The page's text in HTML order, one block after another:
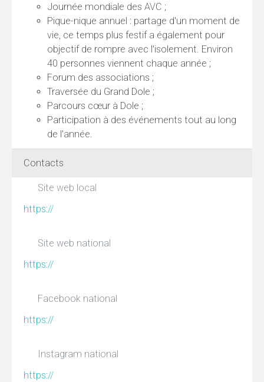
Journée mondiale des AVC ;
Pique-nique annuel : partage d'un moment de
vie, ce temps plus festif a également pour
objectif de rompre avec l'isolement. Environ
40 personnes viennent chaque année ;
Forum des associations ;
Traversée du Grand Dole ;
Parcours cœur à Dole ;
Participation à des événements tout au long
de l'année.
Contacts
Site web local
https://
Site web national
https://
Facebook national
https://
Instagram national
https://